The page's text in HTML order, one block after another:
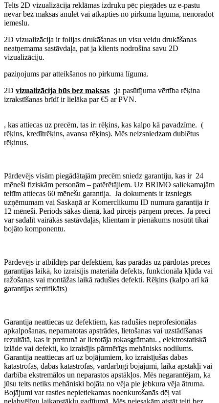
Telts 2D vizualizācija reklāmas izdruku pēc piegādes uz e-pastu
nevar bez maksas anulēt vai atkāpties no pirkuma līguma, nenorādot
iemeslu.
2D vizualizācija ir folijas drukāšanas un visu veidu drukāšanas
neatņemama sastāvdaļa, pat ja klients nodrošina savu 2D
vizualizāciju.
paziņojums par atteikšanos no pirkuma līguma.
2D vizualizācija būs bez maksas ;ja pasūtījuma vērtība rēķina
izrakstīšanas brīdī ir lielāka par €5 ar PVN.
, kas attiecas uz precēm, tas ir: rēķins, kas kalpo kā pavadzīme. (
rēķins, kredītrēķins, avansa rēķins). Mēs neizsniedzam dublētus
rēķinus.
Pārdevējs visām piegādātajām precēm sniedz garantiju, kas ir 24
mēneši fiziskām personām – patērētājiem. Uz BRIMO saliekamajām
teltīm attiecas 60 mēnešu garantija. Ja dokuments ir izsniegts
uzņēmumam vai Saskaņā ar Komerclikumu ID numura garantija ir
12 mēneši. Periods sākas dienā, kad pircējs pārņem preces. Ja preci
var sadalīt vairākās sastāvdaļās, klientam ir pienākums nosūtīt tikai
bojāto komponentu.
Pārdevējs ir atbildīgs par defektiem, kas parādās uz pārdotas preces
garantijas laikā, ko izraisījis materiāla defekts, funkcionāla kļūda vai
ražošanas vai montāžas laikā radušies defekti. Rēķins (kalpo arī kā
garantijas sertifikāts)
Garantija neattiecas uz defektiem, kas radušies neprofesionālas
apkalpošanas, nepamatotas apstrādes, lietošanas vai uzstādīšanas
rezultātā, kas ir pretrunā ar lietotāja rokasgrāmatu. , elektrostatiskā
izlāde vai defekti, ko izraisījis pārmērīgs mehānisks nodilums.
Garantija neattiecas arī uz bojājumiem, ko izraisījušas dabas
katastrofas, dabas katastrofas, vardarbīgi bojājumi, laika apstākļi vai
darbība ekstremālos un neparastos apstākļos. Mēs negarantējam, ka
jūsu telts netiks mehāniski bojāta no vēja pie jebkura vēja ātruma.
Bojājumi var rasties nepietiekamas noenkurošanās dēļ vai
nelabvēlīgu laikapstākļu gadījumā. Mēs neiesakām atstāt telti bez